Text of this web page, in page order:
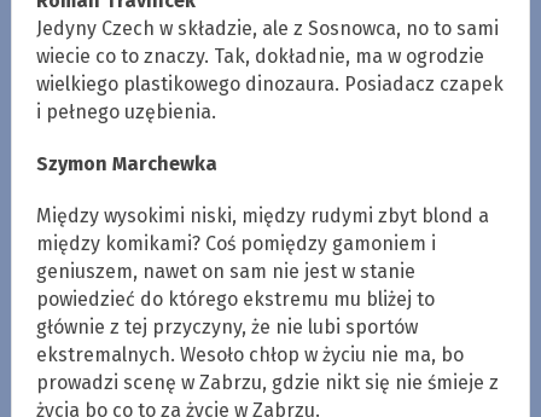
Jedyny Czech w składzie, ale z Sosnowca, no to sami
wiecie co to znaczy. Tak, dokładnie, ma w ogrodzie
wielkiego plastikowego dinozaura. Posiadacz czapek
i pełnego uzębienia.
Szymon Marchewka
Między wysokimi niski, między rudymi zbyt blond a
między komikami? Coś pomiędzy gamoniem i
geniuszem, nawet on sam nie jest w stanie
powiedzieć do którego ekstremu mu bliżej to
głównie z tej przyczyny, że nie lubi sportów
ekstremalnych. Wesoło chłop w życiu nie ma, bo
prowadzi scenę w Zabrzu, gdzie nikt się nie śmieje z
życia bo co to za życie w Zabrzu.